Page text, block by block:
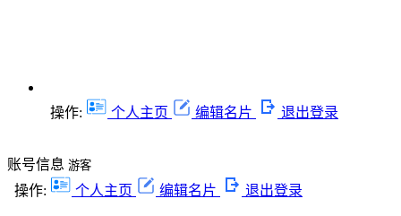
操作: 个人主页 编辑名片 退出登录
账号信息 游客
操作: 个人主页 编辑名片 退出登录